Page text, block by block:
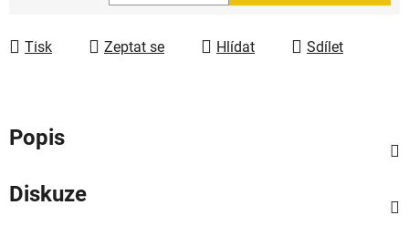
Tisk Zeptat se Hlídat Sdílet
Popis
Diskuze